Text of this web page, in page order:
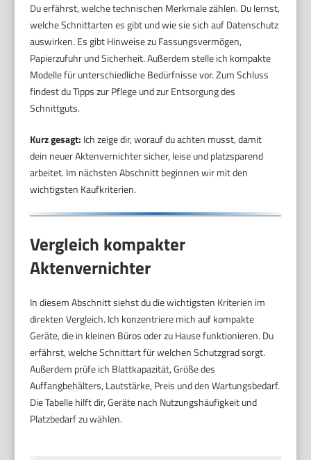
Du erfährst, welche technischen Merkmale zählen. Du lernst,
welche Schnittarten es gibt und wie sie sich auf Datenschutz
auswirken. Es gibt Hinweise zu Fassungsvermögen,
Papierzufuhr und Sicherheit. Außerdem stelle ich kompakte
Modelle für unterschiedliche Bedürfnisse vor. Zum Schluss
findest du Tipps zur Pflege und zur Entsorgung des
Schnittguts.
Kurz gesagt: Ich zeige dir, worauf du achten musst, damit
dein neuer Aktenvernichter sicher, leise und platzsparend
arbeitet. Im nächsten Abschnitt beginnen wir mit den
wichtigsten Kaufkriterien.
Vergleich kompakter
Aktenvernichter
In diesem Abschnitt siehst du die wichtigsten Kriterien im
direkten Vergleich. Ich konzentriere mich auf kompakte
Geräte, die in kleinen Büros oder zu Hause funktionieren. Du
erfährst, welche Schnittart für welchen Schutzgrad sorgt.
Außerdem prüfe ich Blattkapazität, Größe des
Auffangbehälters, Lautstärke, Preis und den Wartungsbedarf.
Die Tabelle hilft dir, Geräte nach Nutzungshäufigkeit und
Platzbedarf zu wählen.